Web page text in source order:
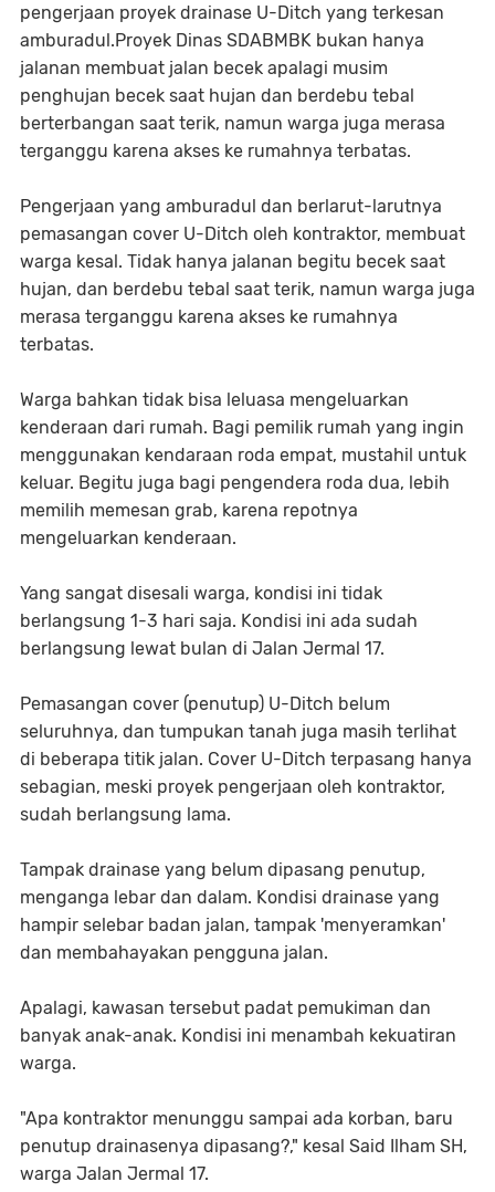
pengerjaan proyek drainase U-Ditch yang terkesan
amburadul.Proyek Dinas SDABMBK bukan hanya
jalanan membuat jalan becek apalagi musim
penghujan becek saat hujan dan berdebu tebal
berterbangan saat terik, namun warga juga merasa
terganggu karena akses ke rumahnya terbatas.
Pengerjaan yang amburadul dan berlarut-larutnya
pemasangan cover U-Ditch oleh kontraktor, membuat
warga kesal. Tidak hanya jalanan begitu becek saat
hujan, dan berdebu tebal saat terik, namun warga juga
merasa terganggu karena akses ke rumahnya
terbatas.
Warga bahkan tidak bisa leluasa mengeluarkan
kenderaan dari rumah. Bagi pemilik rumah yang ingin
menggunakan kendaraan roda empat, mustahil untuk
keluar. Begitu juga bagi pengendera roda dua, lebih
memilih memesan grab, karena repotnya
mengeluarkan kenderaan.
Yang sangat disesali warga, kondisi ini tidak
berlangsung 1-3 hari saja. Kondisi ini ada sudah
berlangsung lewat bulan di Jalan Jermal 17.
Pemasangan cover (penutup) U-Ditch belum
seluruhnya, dan tumpukan tanah juga masih terlihat
di beberapa titik jalan. Cover U-Ditch terpasang hanya
sebagian, meski proyek pengerjaan oleh kontraktor,
sudah berlangsung lama.
Tampak drainase yang belum dipasang penutup,
menganga lebar dan dalam. Kondisi drainase yang
hampir selebar badan jalan, tampak 'menyeramkan'
dan membahayakan pengguna jalan.
Apalagi, kawasan tersebut padat pemukiman dan
banyak anak-anak. Kondisi ini menambah kekuatiran
warga.
"Apa kontraktor menunggu sampai ada korban, baru
penutup drainasenya dipasang?," kesal Said Ilham SH,
warga Jalan Jermal 17.